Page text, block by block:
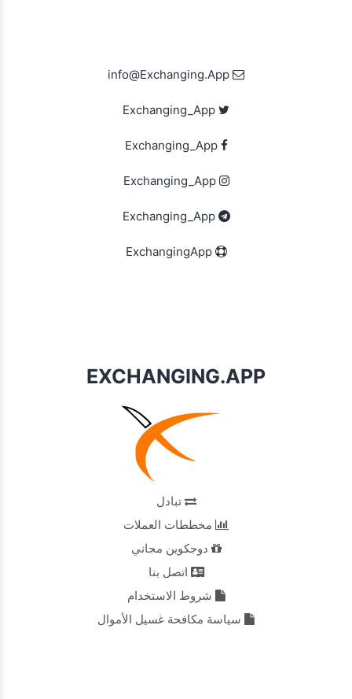
EXCHANGING.APP
تبادل
مخططات العملات
دوجكوين مجاني
اتصل بنا
شروط الاستخدام
سياسة مكافحة غسيل الأموال
info@Exchanging.App
Exchanging_App
Exchanging_App
Exchanging_App
Exchanging_App
ExchangingApp